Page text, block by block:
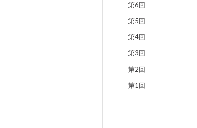
第6回
第5回
第4回
第3回
第2回
第1回